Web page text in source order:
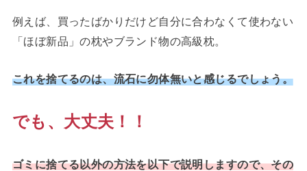
例えば、買ったばかりだけど自分に合わなくて使わない
「ほぼ新品」の枕やブランド物の高級枕。
これを捨てるのは、流石に勿体無いと感じるでしょう。
でも、大丈夫！！
ゴミに捨てる以外の方法を以下で説明しますので、その